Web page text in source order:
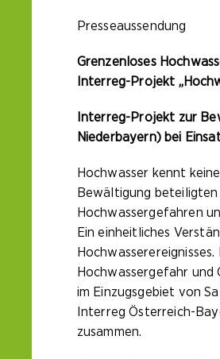
Presseaussendung
Grenzenloses
Interreg-Projekt
Interreg-Projekt zur
Niederbayern) bei
Hochwasser kennt
Bewältigung beteiligten
Hochwassergefahren
Ein einheitliches
Hochwassergefahr und
im Einzugsgebiet von
Interreg Österreich-
zusammen.